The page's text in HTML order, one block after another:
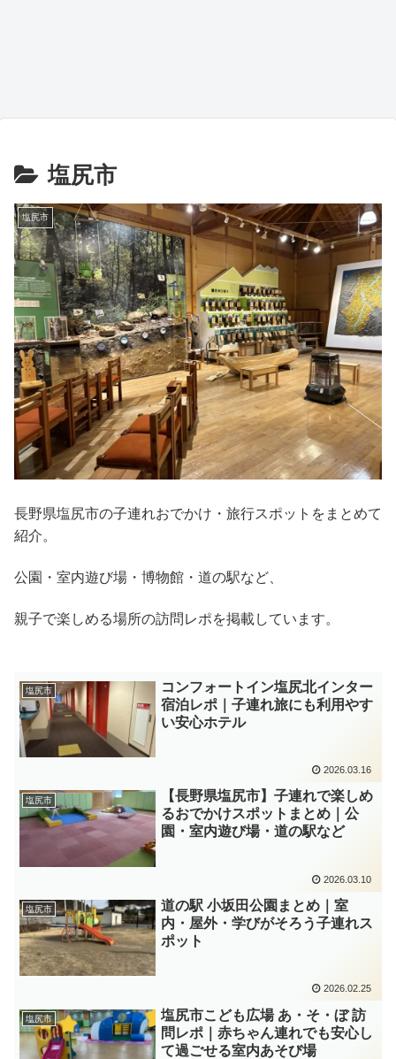
塩尻市
塩尻市
長野県塩尻市の子連れおでかけ・旅行スポットをまとめて
紹介。
公園・室内遊び場・博物館・道の駅など、
親子で楽しめる場所の訪問レポを掲載しています。
塩尻市
コンフォートイン塩尻北インター
宿泊レポ｜子連れ旅にも利用やす
い安心ホテル
2026.03.16
塩尻市
【長野県塩尻市】子連れで楽しめ
るおでかけスポットまとめ｜公
園・室内遊び場・道の駅など
2026.03.10
塩尻市
道の駅 小坂田公園まとめ｜室
内・屋外・学びがそろう子連れス
ポット
2026.02.25
塩尻市
塩尻市こども広場 あ・そ・ぼ 訪
問レポ｜赤ちゃん連れでも安心し
て過ごせる室内あそび場